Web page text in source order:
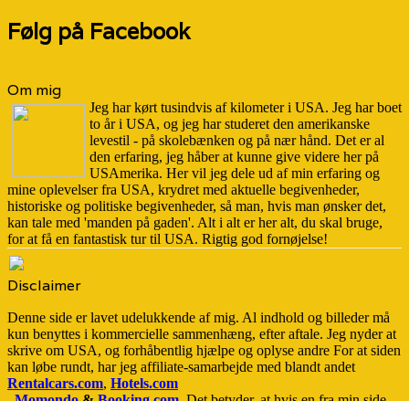
Følg på Facebook
Om mig
Jeg har kørt tusindvis af kilometer i USA. Jeg har boet
to år i USA, og jeg har studeret den amerikanske
levestil - på skolebænken og på nær hånd. Det er al
den erfaring, jeg håber at kunne give videre her på
USAmerika. Her vil jeg dele ud af min erfaring og
mine oplevelser fra USA, krydret med aktuelle begivenheder,
historiske og politiske begivenheder, så man, hvis man ønsker det,
kan tale med 'manden på gaden'. Alt i alt er her alt, du skal bruge,
for at få en fantastisk tur til USA. Rigtig god fornøjelse!
Disclaimer
Denne side er lavet udelukkende af mig. Al indhold og billeder må
kun benyttes i kommercielle sammenhæng, efter aftale. Jeg nyder at
skrive om USA, og forhåbentlig hjælpe og oplyse andre For at siden
kan løbe rundt, har jeg affiliate-samarbejde med blandt andet
Rentalcars.com, Hotels.com